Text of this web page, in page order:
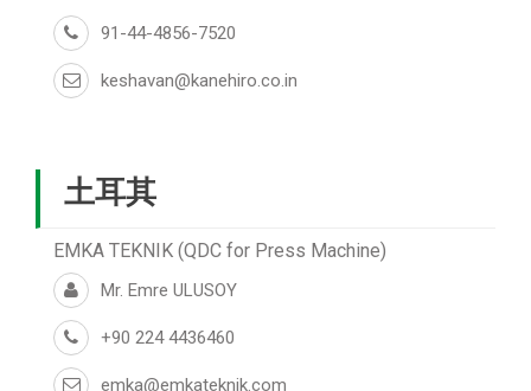
91-44-4856-7520
keshavan@kanehiro.co.in
土耳其
EMKA TEKNIK (QDC for Press Machine)
Mr. Emre ULUSOY
+90 224 4436460
emka@emkateknik.com